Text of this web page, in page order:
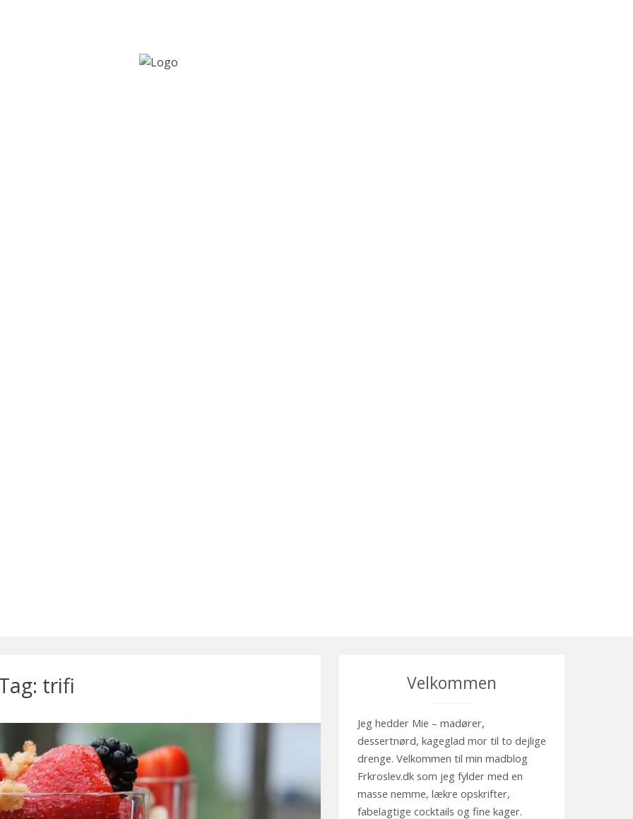
trifi Velkommen
Jeg hedder Mie – madører,
dessertnørd, kageglad mor til to dejlige
drenge. Velkommen til min madblog
Frkroslev.dk som jeg fylder med en
masse nemme, lækre opskrifter,
fabelagtige cocktails og fine kager.